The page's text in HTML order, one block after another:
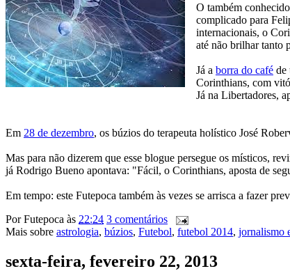
O também
complicado para
internacionais, o
até não brilhar tanto
Já a borra do café de
Corinthians, com
Já na Libertadores,
Em 28 de dezembro, os búzios do terapeuta holístico José
Mas para não dizerem que esse blogue persegue os místicos,
já Rodrigo Bueno apontava: "Fácil, o Corinthians, aposta de
Em tempo: este Futepoca também às vezes se arrisca a fazer
PorFutepoca às 22:24 3 comentários
Mais sobre astrologia, búzios, Futebol, futebol 2014, jornalismo
sexta-feira, fevereiro 22, 2013